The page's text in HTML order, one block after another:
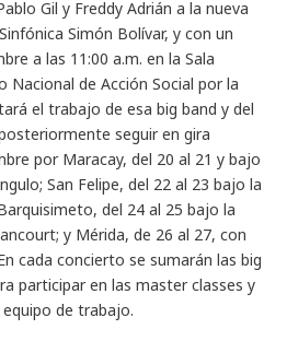
Gil y Freddy Adrián a la nueva
Simón Bolívar, y con un
a las 11:00 a.m. en la Sala
Nacional de Acción Social por la
el trabajo de esa big band y del
seguir en gira
por Maracay, del 20 al 21 y bajo
San Felipe, del 22 al 23 bajo la
del 24 al 25 bajo la
y Mérida, de 26 al 27, con
cada concierto se sumarán las big
participar en las master classes y
de trabajo.